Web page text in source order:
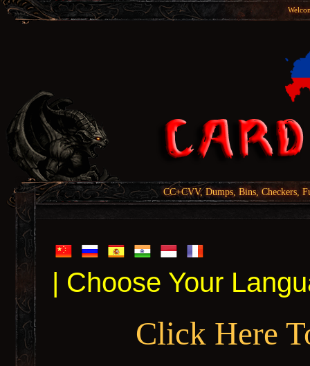
CC+CVV, Dumps, Bins, Checkers,
| Choose Your
Click Here